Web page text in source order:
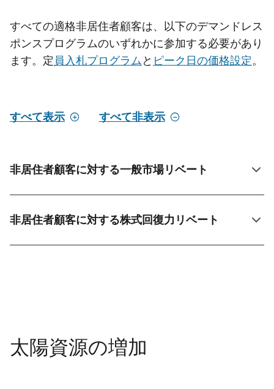
すべての適格非居住者顧客は、以下のデマンドレス
ポンスプログラムのいずれかに参加する必要があり
ます。定 員入札プログラムと ピーク日の価格設定。
すべて表示 すべて非表示
非居住者顧客に対する一般市場リベート
非居住者顧客に対する株式回復力リベート
太陽資源の増加